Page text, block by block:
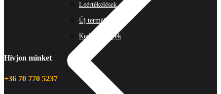
Leértékelések
Új termékek
Kedvezmények
Hívjon minket
+36 70 770 5237